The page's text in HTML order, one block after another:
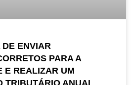
ENVIAR
PARA A
E REALIZAR UM
TRIBUTÁRIO ANUAL